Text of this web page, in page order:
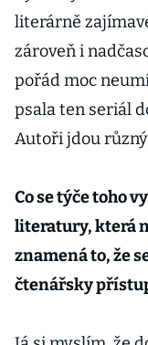
literárně
zároveň i
pořád moc
psala ten seriál
Autoři jdou
Co se týče toho
literatury, která
znamená to, že
čtenářsky